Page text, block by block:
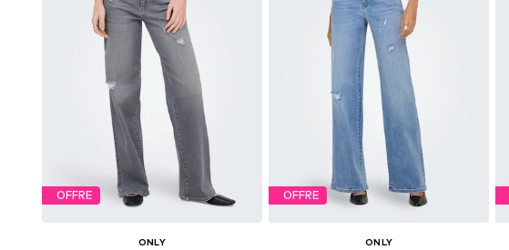
OFFRE
ONLY
OFFRE
ONLY